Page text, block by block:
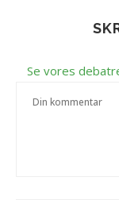
Se vores